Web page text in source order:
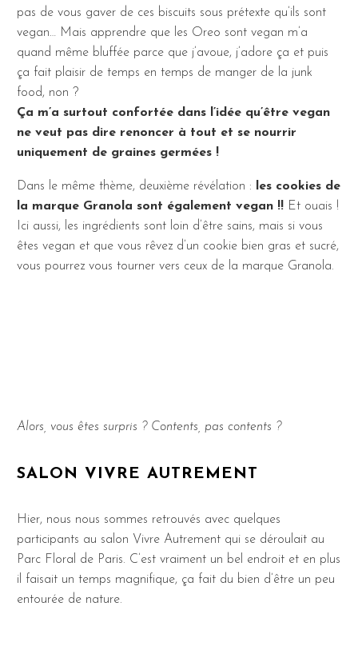
pas de vous gaver de ces biscuits sous prétexte qu’ils sont
vegan… Mais apprendre que les Oreo sont vegan m’a
quand même bluffée parce que j’avoue, j’adore ça et puis
ça fait plaisir de temps en temps de manger de la junk
food, non ?
Ça m’a surtout confortée dans l’idée qu’être vegan
ne veut pas dire renoncer à tout et se nourrir
uniquement de graines germées !
Dans le même thème, deuxième révélation : les cookies de
la marque Granola sont également vegan !! Et ouais !
Ici aussi, les ingrédients sont loin d’être sains, mais si vous
êtes vegan et que vous rêvez d’un cookie bien gras et sucré,
vous pourrez vous tourner vers ceux de la marque Granola.
Alors, vous êtes surpris ? Contents, pas contents ?
SALON VIVRE AUTREMENT
Hier, nous nous sommes retrouvés avec quelques
participants au salon Vivre Autrement qui se déroulait au
Parc Floral de Paris. C’est vraiment un bel endroit et en plus
il faisait un temps magnifique, ça fait du bien d’être un peu
entourée de nature.